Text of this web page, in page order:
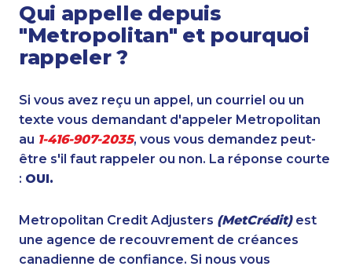
Qui appelle depuis
"Metropolitan" et pourquoi
rappeler ?
Si vous avez reçu un appel, un courriel ou un
texte vous demandant d'appeler Metropolitan
au 1-416-907-2035, vous vous demandez peut-
être s'il faut rappeler ou non. La réponse courte
: OUI.
Metropolitan Credit Adjusters (MetCrédit)est
une agence de recouvrement de créances
canadienne de confiance. Si nous vous